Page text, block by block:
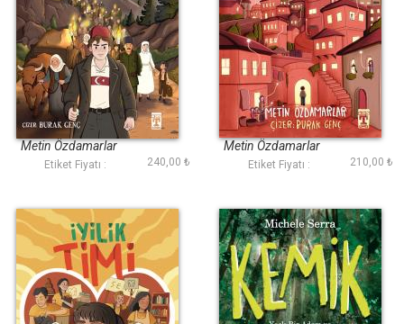
Vatanın Kalbi
Metin Özdamarlar
Etiket Fiyatı : 240,00 ₺
Yıldızlara Yakın
Metin Özdamarlar
Etiket Fiyatı : 210,00 ₺